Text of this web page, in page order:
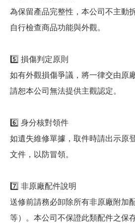
為保留產品完整性，本公司不主動
自行檢查商品功能與外觀。
5️⃣ 損傷判定原則
如有外觀損傷爭議，將一律交由原
請恕本公司無法提供主觀認定。
6️⃣ 身分核對領件
如遺失維修單據，取件時請出示原
文件，以防冒領。
7️⃣ 非原廠配件說明
送修前請務必卸除所有非原廠附加
等）。本公司不保證此類配件之保